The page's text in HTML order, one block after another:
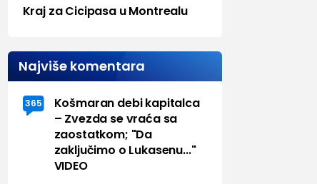
Kraj za Cicipasa u Montrealu
Najviše komentara
365
Košmaran debi kapitalca
– Zvezda se vraća sa
zaostatkom; "Da
zaključimo o Lukasenu..."
VIDEO